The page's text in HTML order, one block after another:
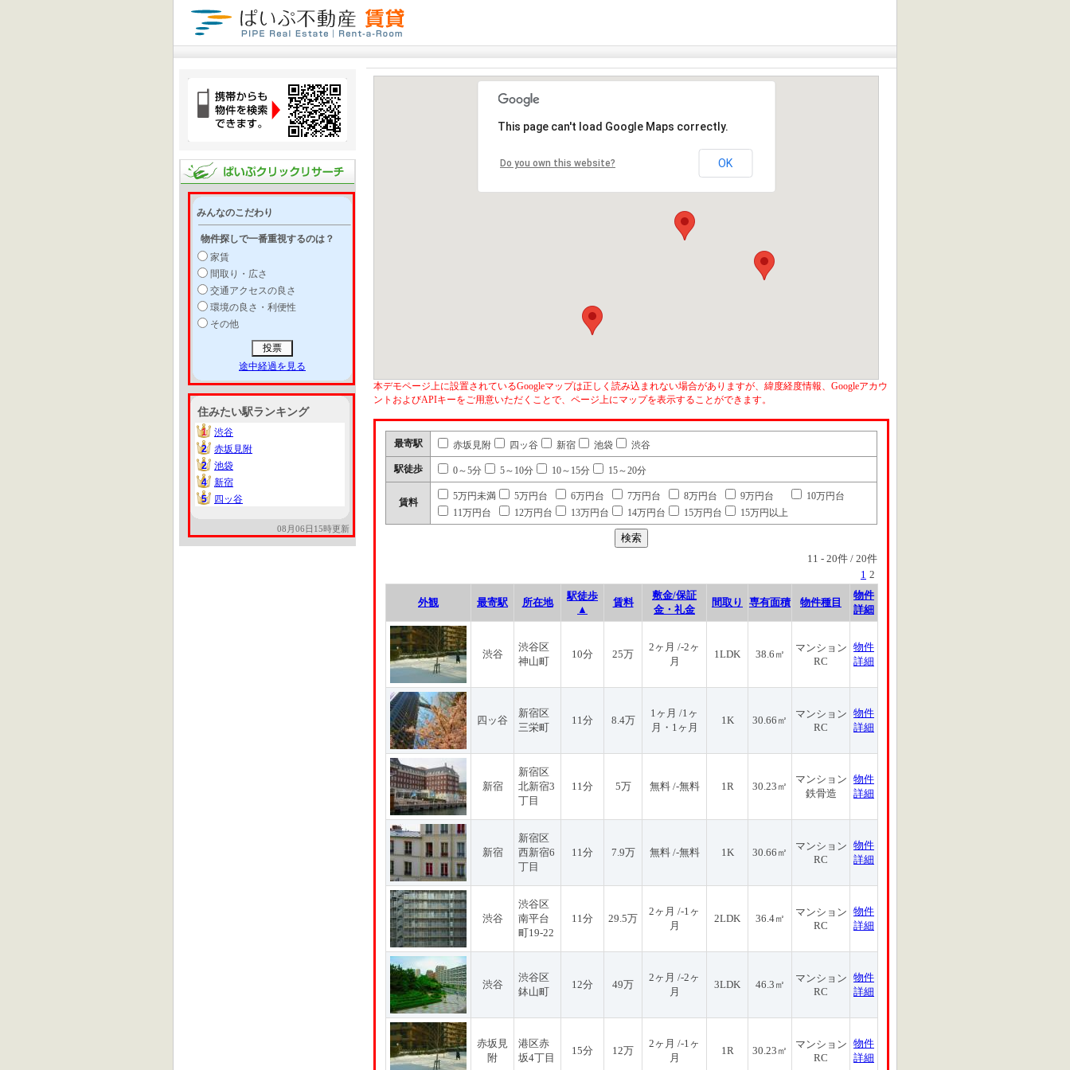
みんなのこだわり
物件探しで一番重視するのは？
家賃
間取り・広さ
交通アクセスの良さ
環境の良さ・利便性
その他
途中経過を見る
住みたい駅ランキング
1
1
渋谷
2
2
赤坂見附
2
2
池袋
4
4
新宿
5
5 四ッ谷
08月06日15時更新
This page can't load Google Maps correctly.
Do you own this website? OK
本デモページ上に設置されているGoogleマップは正しく読み込まれない場合がありますが、緯度経度情報、Googleアカウ
ントおよびAPIキーをご用意いただくことで、ページ上にマップを表示することができます。
最寄駅 赤坂見附 四ッ谷 新宿 池袋 渋谷
駅徒歩 0～5分 5～10分 10～15分 15～20分
賃料
5万円未満 5万円台 6万円台 7万円台 8万円台 9万円台
10万円台
11万円台
12万円台 13万円台 14万円台 15万円台 15万円以上
11 - 20件 / 20件
1 2
外観 最寄駅 所在地
駅徒歩
▲
賃料
敷金/保証
金・礼金
間取り 専有面積 物件種目
物件
詳細
渋谷
渋谷区
神山町
10分 25万
2ヶ月 /-2ヶ
月
1LDK 38.6㎡
マンション
RC
物件
詳細
四ッ谷
新宿区
三栄町
11分 8.4万
1ヶ月 /1ヶ
月・1ヶ月
1K 30.66㎡
マンション
RC
物件
詳細
新宿
新宿区
北新宿3
丁目
11分 5万 無料 /-無料 1R 30.23㎡
マンション
鉄骨造
物件
詳細
新宿
新宿区
西新宿6
丁目
11分 7.9万 無料 /-無料 1K 30.66㎡
マンション
RC
物件
詳細
渋谷
渋谷区
南平台
町19-22
11分 29.5万
2ヶ月 /-1ヶ
月
2LDK 36.4㎡
マンション
RC
物件
詳細
渋谷
渋谷区
鉢山町
12分 49万
2ヶ月 /-2ヶ
月
3LDK 46.3㎡
マンション
RC
物件
詳細
赤坂見
附
港区赤
坂4丁目
15分 12万
2ヶ月 /-1ヶ
月
1R 30.23㎡
マンション
RC
物件
詳細